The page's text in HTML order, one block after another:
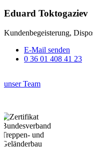
Eduard Toktogaziev
Kundenbegeisterung,
E-Mail senden
0 36 01 408 41 23
unser Team